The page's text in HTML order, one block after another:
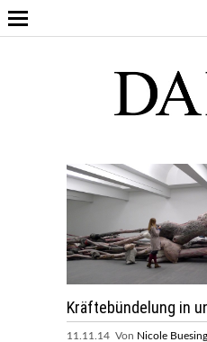
Kräftebündelung in
11.11.14 Von Nicole